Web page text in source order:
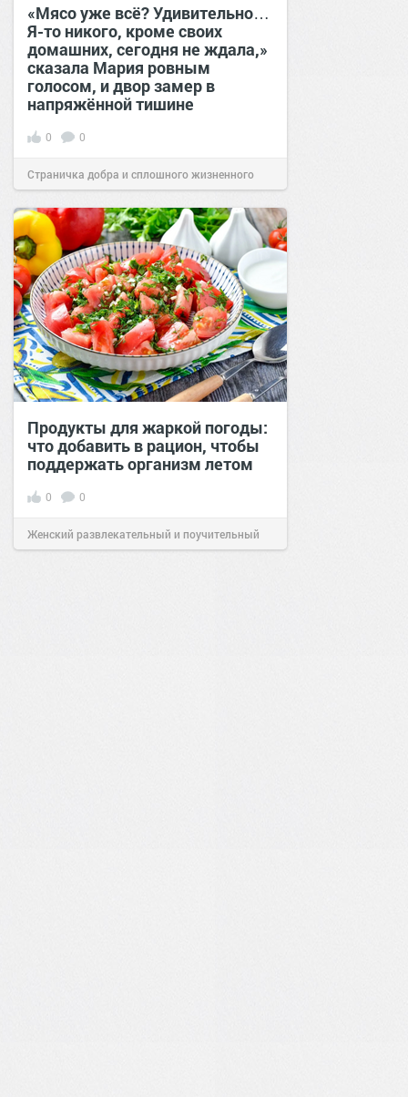
«Мясо уже всё? Удивительно…
Я-то никого, кроме своих
домашних, сегодня не ждала,»
сказала Мария ровным
голосом, и двор замер в
напряжённой тишине
0 0
Страничка добра и сплошного жизненного
позитива!15:3807 авг 2026
Продукты для жаркой погоды:
что добавить в рацион, чтобы
поддержать организм летом
0 0
Женский развлекательный и поучительный